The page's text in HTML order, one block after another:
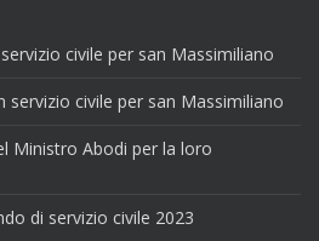
civile per san Massimiliano
servizio civile per san Massimiliano
Ministro Abodi per la loro
di servizio civile 2023